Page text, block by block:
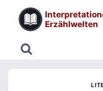
Inhalt
springen
Erzählwelten